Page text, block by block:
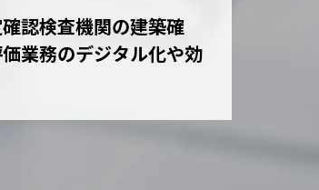
リハビリ部門システム
認検査機関の建築確
業務のデジタル化や効